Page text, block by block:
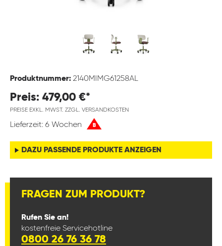
Produktnummer: 2140MIMG61258AL
Preis: 479,00 €*
PREISE EXKL. MWST. ZZGL. VERSANDKOSTEN
Lieferzeit: 6 Wochen B
DAZU PASSENDE PRODUKTE ANZEIGEN
FRAGEN ZUM PRODUKT?
Rufen Sie an!
kostenfreie Servicehotline
0800 26 76 36 78